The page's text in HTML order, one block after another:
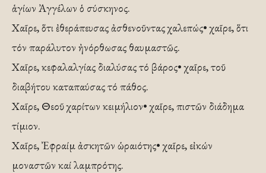
ἁγίων Ἀγγέλων ὁ σύσκηνος.
Χαῖρε, ὅτι ἐθεράπευσας ἀσθενοῦντας χαλεπώς• χαῖρε, ὅτι
τόν παράλυτον ἠνόρθωσας θαυμαστῶς.
Χαῖρε, κεφαλαλγίας διαλύσας τό βάρος• χαῖρε, τοῦ
διαβήτου καταπαύσας τό πάθος.
Χαῖρε, Θεοῦ χαρίτων κειμήλιον• χαῖρε, πιστῶν διάδημα
τίμιον.
Χαῖρε, Ἐφραίμ ἀσκητῶν ὡραιότης• χαῖρε, εἰκών
μοναστῶν καί λαμπρότης.